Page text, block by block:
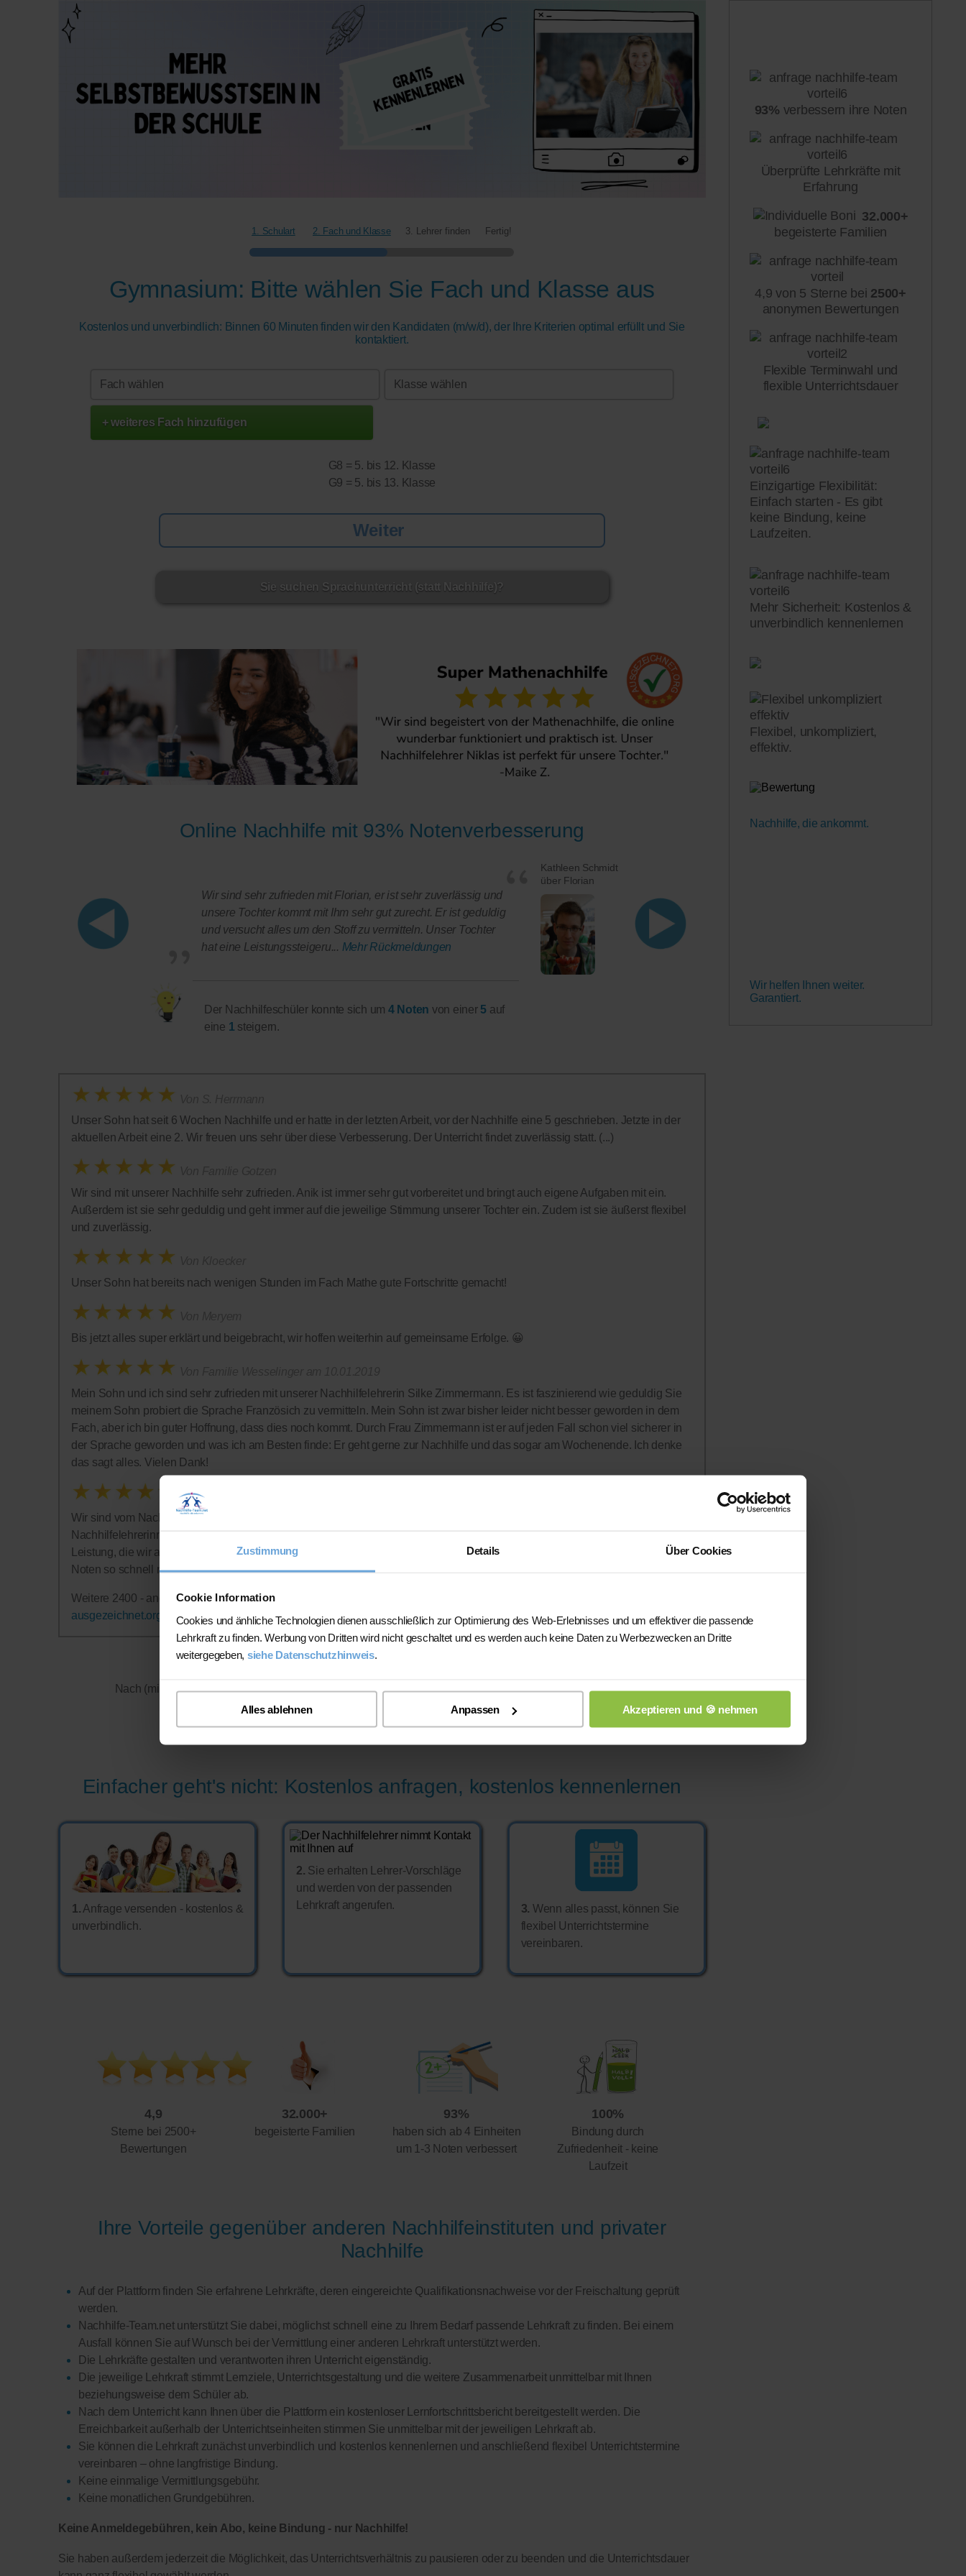
Zustimmung Details Über Cookies
Cookie Information
Cookies und änhliche Technologien dienen ausschließlich zur Optimierung des Web-Erlebnisses und um effektiver die passende
Lehrkraft zu finden. Werbung von Dritten wird nicht geschaltet und es werden auch keine Daten zu Werbezwecken an Dritte
weitergegeben, siehe Datenschutzhinweis.
Alles ablehnen Anpassen Akzeptieren und 🍪 nehmen
93% verbessern ihre Noten
Überprüfte Lehrkräfte mit
Erfahrung
32.000+
begeisterte Familien
4,9 von 5 Sterne bei 2500+
anonymen Bewertungen
Flexible Terminwahl und
flexible Unterrichtsdauer
Einzigartige Flexibilität:
Einfach starten - Es gibt
keine Bindung, keine
Laufzeiten.
Mehr Sicherheit: Kostenlos &
unverbindlich kennenlernen
Flexibel, unkompliziert,
effektiv.
Nachhilfe, die ankommt.
Wir helfen Ihnen weiter.
Garantiert.
1. Schulart 2. Fach und Klasse 3. Lehrer finden Fertig!
Gymnasium: Bitte wählen Sie Fach und Klasse aus
Kostenlos und unverbindlich: Binnen 60 Minuten finden wir den Kandidaten (m/w/d), der Ihre Kriterien optimal erfüllt und Sie
kontaktiert.
+ weiteres Fach hinzufügen
G8 = 5. bis 12. Klasse
G9 = 5. bis 13. Klasse
Sie suchen Sprachunterricht (statt Nachhilfe)?
Online Nachhilfe mit 93% Notenverbesserung
Kathleen Schmidt
über Florian
Wir sind sehr zufrieden mit Florian, er ist sehr zuverlässig und
unsere Tochter kommt mit Ihm sehr gut zurecht. Er ist geduldig
und versucht alles um den Stoff zu vermitteln. Unser Tochter
hat eine Leistungssteigeru... Mehr Rückmeldungen
Der Nachhilfeschüler konnte sich um 4 Noten von einer 5 auf
eine 1 steigern.
Unser Sohn hat seit 6 Wochen Nachhilfe und er hatte in der letzten Arbeit, vor der Nachhilfe eine 5 geschrieben. Jetzte in der
aktuellen Arbeit eine 2. Wir freuen uns sehr über diese Verbesserung. Der Unterricht findet zuverlässig statt. (...)
Wir sind mit unserer Nachhilfe sehr zufrieden. Anik ist immer sehr gut vorbereitet und bringt auch eigene Aufgaben mit ein.
Außerdem ist sie sehr geduldig und geht immer auf die jeweilige Stimmung unserer Tochter ein. Zudem ist sie äußerst flexibel
und zuverlässig.
Unser Sohn hat bereits nach wenigen Stunden im Fach Mathe gute Fortschritte gemacht!
Bis jetzt alles super erklärt und beigebracht, wir hoffen weiterhin auf gemeinsame Erfolge. 😀
Mein Sohn und ich sind sehr zufrieden mit unserer Nachhilfelehrerin Silke Zimmermann. Es ist faszinierend wie geduldig Sie
meinem Sohn probiert die Sprache Französich zu vermitteln. Mein Sohn ist zwar bisher leider nicht besser geworden in dem
Fach, aber ich bin guter Hoffnung, dass dies noch kommt. Durch Frau Zimmermann ist er auf jeden Fall schon viel sicherer in
der Sprache geworden und was ich am Besten finde: Er geht gerne zur Nachhilfe und das sogar am Wochenende. Ich denke
das sagt alles. Vielen Dank!
Von Bonnies
Wir sind vom Nachhilfe-Team restlos begeistert: Tolle Organisation, die uns zu fairen Preisen wirklich tolle
Nachhilfelehrerinnen vermittelt hat! Ich schätze auch sehr, dass auf ein Abo komplett verzichtet wird - wir zahlen nur die
Leistung, die wir auch in Anspruch nehmen und können jederzeit aufhören - was wir allerdings auch bei deutlich besseren
Noten so schnell nicht machen werden! Meine Jungs lieben die Nachhilfestunden - wer hätte das gedacht!?
Weitere 2400 - anonym abgegebene - Kundenbewertungen mit 4,9 / 5 Sterne finden Sie auf der offiziellen Bewertungsplattform
ausgezeichnet.org
Nach (mind.) vier Nachhilfe-Einheiten konnten sich 93% der Schüler/innen um mind. eine Note und 33% aller
Schüler/innen
um zwei bis vier Noten verbessern
(*Auf Basis allerKundenfeedbackszu Notenveränderungen von 2017 bis 2026)
Einfacher geht's nicht: Kostenlos anfragen, kostenlos kennenlernen
1. Anfrage versenden - kostenlos &
unverbindlich.
3. Wenn alles passt, können Sie
flexibel Unterrichtstermine
vereinbaren.
2. Sie erhalten Lehrer-Vorschläge
und werden von der passenden
Lehrkraft angerufen.
4,9
Sterne bei 2500+
Bewertungen
32.000+
begeisterte Familien
93%
haben sich ab 4 Einheiten
um 1-3 Noten verbessert
100%
Bindung durch
Zufriedenheit - keine
Laufzeit
Ihre Vorteile gegenüber anderen Nachhilfeinstituten und privater
Nachhilfe
Auf der Plattform finden Sie erfahrene Lehrkräfte, deren eingereichte Qualifikationsnachweise vor der Freischaltung geprüft
werden.
Nachhilfe-Team.net unterstützt Sie dabei, möglichst schnell eine zu Ihrem Bedarf passende Lehrkraft zu finden. Bei einem
Ausfall können Sie auf Wunsch bei der Vermittlung einer anderen Lehrkraft unterstützt werden.
Die Lehrkräfte gestalten und verantworten ihren Unterricht eigenständig.
Die jeweilige Lehrkraft stimmt Lernziele, Unterrichtsgestaltung und die weitere Zusammenarbeit unmittelbar mit Ihnen
beziehungsweise dem Schüler ab.
Nach dem Unterricht kann Ihnen über die Plattform ein kostenloser Lernfortschrittsbericht bereitgestellt werden. Die
Erreichbarkeit außerhalb der Unterrichtseinheiten stimmen Sie unmittelbar mit der jeweiligen Lehrkraft ab.
Sie können die Lehrkraft zunächst unverbindlich und kostenlos kennenlernen und anschließend flexibel Unterrichtstermine
vereinbaren – ohne langfristige Bindung.
Keine einmalige Vermittlungsgebühr.
Keine monatlichen Grundgebühren.
Keine Anmeldegebühren, kein Abo, keine Bindung - nur Nachhilfe!
Sie haben außerdem jederzeit die Möglichkeit, das Unterrichtsverhältnis zu pausieren oder zu beenden und die Unterrichtsdauer